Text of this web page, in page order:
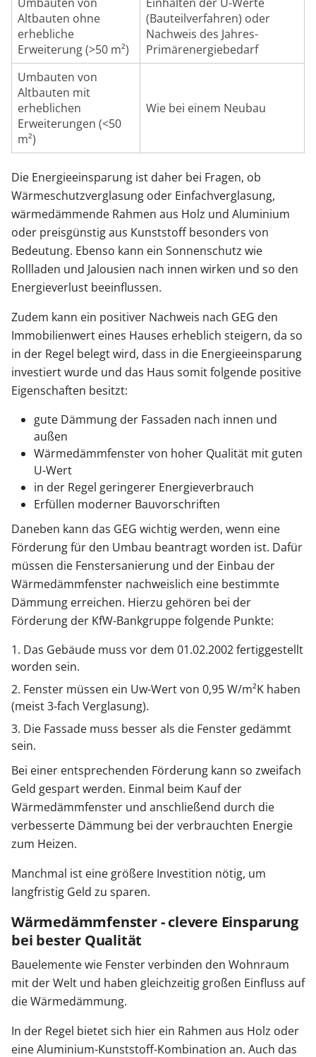
Altbauten ohne
erhebliche
Erweiterung (>50 m²)
(Bauteilverfahren) oder
Nachweis des Jahres-
Primärenergiebedarf
Umbauten von
Altbauten mit
erheblichen
Erweiterungen (<50
m²)
Wie bei einem Neubau
Die Energieeinsparung ist daher bei Fragen, ob
Wärmeschutzverglasung oder Einfachverglasung,
wärmedämmende Rahmen aus Holz und Aluminium
oder preisgünstig aus Kunststoff besonders von
Bedeutung. Ebenso kann ein Sonnenschutz wie
Rollladen und Jalousien nach innen wirken und so den
Energieverlust beeinflussen.
Zudem kann ein positiver Nachweis nach GEG den
Immobilienwert eines Hauses erheblich steigern, da so
in der Regel belegt wird, dass in die Energieeinsparung
investiert wurde und das Haus somit folgende positive
Eigenschaften besitzt:
gute Dämmung der Fassaden nach innen und
außen
Wärmedämmfenster von hoher Qualität mit guten
U-Wert
in der Regel geringerer Energieverbrauch
Erfüllen moderner Bauvorschriften
Daneben kann das GEG wichtig werden, wenn eine
Förderung für den Umbau beantragt worden ist. Dafür
müssen die Fenstersanierung und der Einbau der
Wärmedämmfenster nachweislich eine bestimmte
Dämmung erreichen. Hierzu gehören bei der
Förderung der KfW-Bankgruppe folgende Punkte:
Das Gebäude muss vor dem 01.02.2002 fertiggestellt
worden sein.
Fenster müssen ein Uw-Wert von 0,95 W/m²K haben
(meist 3-fach Verglasung).
Die Fassade muss besser als die Fenster gedämmt
sein.
Bei einer entsprechenden Förderung kann so zweifach
Geld gespart werden. Einmal beim Kauf der
Wärmedämmfenster und anschließend durch die
verbesserte Dämmung bei der verbrauchten Energie
zum Heizen.
Manchmal ist eine größere Investition nötig, um
langfristig Geld zu sparen.
Wärmedämmfenster - clevere Einsparung
bei bester Qualität
Bauelemente wie Fenster verbinden den Wohnraum
mit der Welt und haben gleichzeitig großen Einfluss auf
die Wärmedämmung.
In der Regel bietet sich hier ein Rahmen aus Holz oder
eine Aluminium-Kunststoff-Kombination an. Auch das